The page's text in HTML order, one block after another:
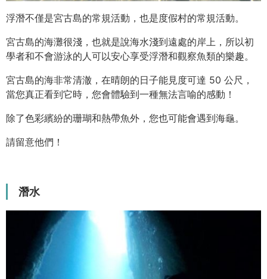
浮潛不僅是宮古島的常規活動，也是度假村的常規活動。
宮古島的海灘很淺，也就是說海水淺到遠處的岸上，所以初
學者和不會游泳的人可以安心享受浮潛和觀察魚類的樂趣。
宮古島的海非常清澈，在晴朗的日子能見度可達 50 公尺，
當您真正看到它時，您會體驗到一種無法言喻的感動！
除了色彩繽紛的珊瑚和熱帶魚外，您也可能會遇到海龜。
請留意他們！
潛水